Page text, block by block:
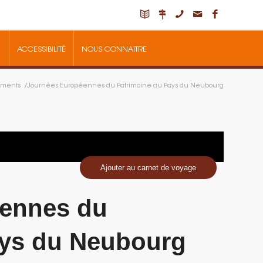
ACCESSIBILITÉ NOUS CONNAITRE
/Journées Européennes du Patrimoine au Pays du Neubourg
du
du Neubourg
Ajouter au carnet de voyage